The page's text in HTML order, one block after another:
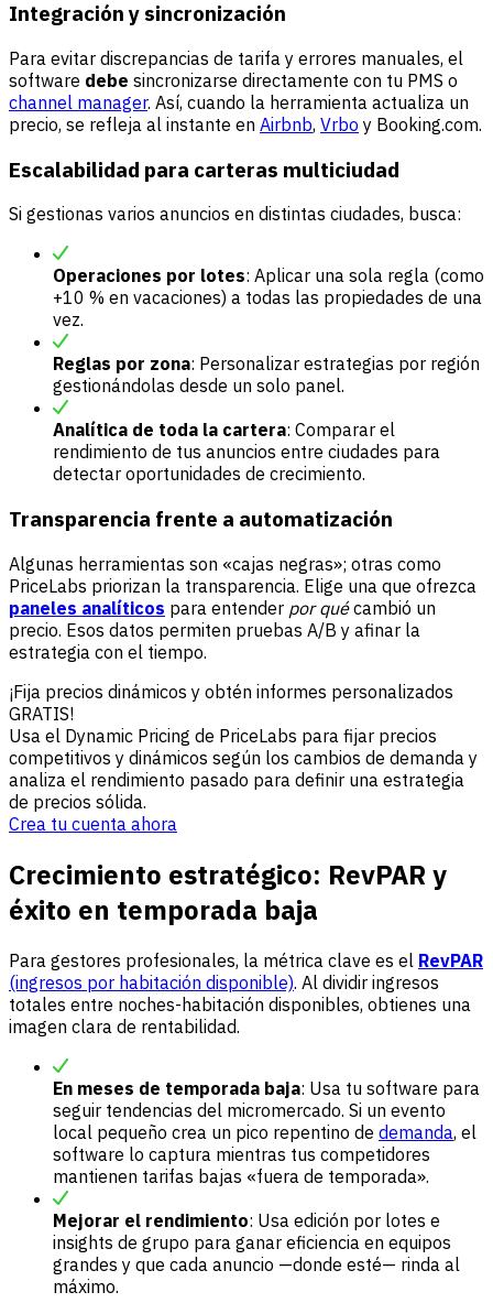
Integración y sincronización
Para evitar discrepancias de tarifa y errores manuales, el
software debe sincronizarse directamente con tu PMS o
channel manager. Así, cuando la herramienta actualiza un
precio, se refleja al instante en Airbnb, Vrbo y Booking.com.
Escalabilidad para carteras multiciudad
Si gestionas varios anuncios en distintas ciudades, busca:
Operaciones por lotes: Aplicar una sola regla (como
+10 % en vacaciones) a todas las propiedades de una
vez.
Reglas por zona: Personalizar estrategias por región
gestionándolas desde un solo panel.
Analítica de toda la cartera: Comparar el
rendimiento de tus anuncios entre ciudades para
detectar oportunidades de crecimiento.
Transparencia frente a automatización
Algunas herramientas son «cajas negras»; otras como
PriceLabs priorizan la transparencia. Elige una que ofrezca
paneles analíticos para entender por quécambió un
precio. Esos datos permiten pruebas A/B y afinar la
estrategia con el tiempo.
¡Fija precios dinámicos y obtén informes personalizados
GRATIS!
Usa el Dynamic Pricing de PriceLabs para fijar precios
competitivos y dinámicos según los cambios de demanda y
analiza el rendimiento pasado para definir una estrategia
de precios sólida.
Crea tu cuenta ahora
Crecimiento estratégico: RevPAR y
éxito en temporada baja
Para gestores profesionales, la métrica clave es el RevPAR
(ingresos por habitación disponible). Al dividir ingresos
totales entre noches-habitación disponibles, obtienes una
imagen clara de rentabilidad.
En meses de temporada baja: Usa tu software para
seguir tendencias del micromercado. Si un evento
local pequeño crea un pico repentino de demanda, el
software lo captura mientras tus competidores
mantienen tarifas bajas «fuera de temporada».
Mejorar el rendimiento: Usa edición por lotes e
insights de grupo para ganar eficiencia en equipos
grandes y que cada anuncio —donde esté— rinda al
máximo.